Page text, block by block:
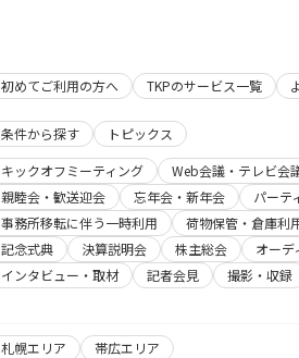
初めてご利用の方へ TKPのサービス一覧
条件から探す トピックス
キックオフミーティング Web会議・テレビ会
親睦会・歓送迎会
忘年会・新年会 パーテ
事務所移転に伴う一時利用
荷物保管・倉庫利
記念式典
決算説明会 株主総会 オーデ
インタビュー・取材
記者会見 撮影・収録
札幌エリア 帯広エリア